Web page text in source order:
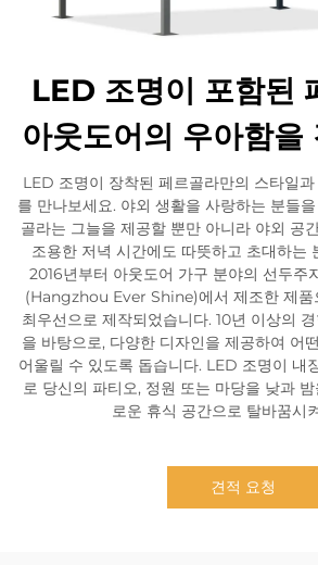
LED 조명이 포함된
아웃도어의 우아함을
LED 조명이 장착된 페르골라만의 스타일
를 만나보세요. 야외 생활을 사랑하는 분들
골라는 그늘을 제공할 뿐만 아니라 야외 공
조용한 저녁 시간에도 따뜻하고 초대하는
2016년부터 아웃도어 가구 분야의 선두주
(Hangzhou Ever Shine)에서 제조한 제품
최우선으로 제작되었습니다. 10년 이상의
을 바탕으로, 다양한 디자인을 제공하여 어
어울릴 수 있도록 돕습니다. LED 조명이 내
로 당신의 파티오, 정원 또는 마당을 낮과
로운 휴식 공간으로 탈바꿈시
견적 요청